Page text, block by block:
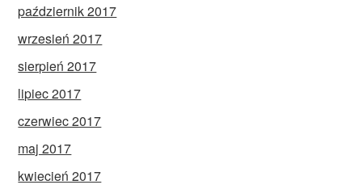
październik 2017
wrzesień 2017
sierpień 2017
lipiec 2017
czerwiec 2017
maj 2017
kwiecień 2017